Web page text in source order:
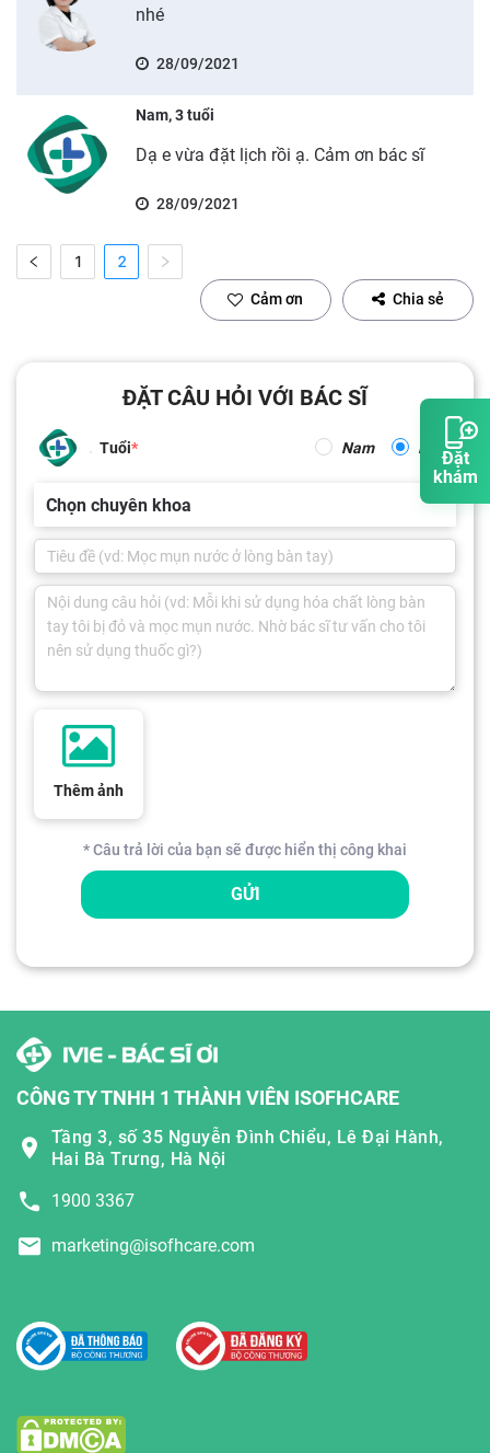
Đặt
khám
nhé
28/09/2021
Nam, 3 tuổi
Dạ e vừa đặt lịch rồi ạ. Cảm ơn bác sĩ
28/09/2021
1 2
Cảm ơn Chia sẻ
ĐẶT CÂU HỎI VỚI BÁC SĨ
Tuổi Nam Nữ
Chọn chuyên khoa
Thêm ảnh
* Câu trả lời của bạn sẽ được hiển thị công khai
GỬI
CÔNG TY TNHH 1 THÀNH VIÊN ISOFHCARE
Tầng 3, số 35 Nguyễn Đình Chiểu, Lê Đại Hành,
Hai Bà Trưng, Hà Nội
1900 3367
marketing@isofhcare.com